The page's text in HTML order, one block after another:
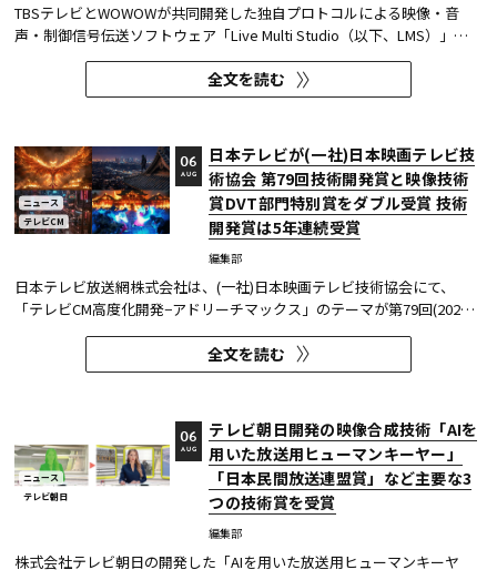
TBSテレビとWOWOWが共同開発した独自プロトコルによる映像・音
声・制御信号伝送ソフトウェア「Live Multi Studio（以下、LMS）」
が、JCOM株式会社（以下、J:COM）の生中継の特別番組に採用され
た。2026年6月16日にJ:COMが放送した『北海道神宮例祭 神輿渡御』に
おいて、J:COMチャンネル（※1）、地域情報アプリ「ど・ろーかる」
全文を読む
ニュース
テレビCM
日本テレビが(一社)日本映画テレビ技
術協会 第79回技術開発賞と映像技術
賞DVT部門特別賞をダブル受賞 技術
開発賞は5年連続受賞
編集部
06
AUG
日本テレビ放送網株式会社は、(一社)日本映画テレビ技術協会にて、
「テレビCM高度化開発−アドリーチマックス」のテーマが第79回(2025
年度)技術開発賞を、「TOKYO巫女忍者」が映像技術賞 DVT(デジタルビ
ジュアル技術)部門 特別賞を受賞したことを発表した。技術開発賞部門
では、昨年に続き5年連続の受賞となる。 この賞は毎年、放送に関連
全文を読む
ニュース
テレビ朝日
テレビ朝日開発の映像合成技術「AIを
用いた放送用ヒューマンキーヤー」
「日本民間放送連盟賞」など主要な3
つの技術賞を受賞
編集部
06
AUG
株式会社テレビ朝日の開発した「AIを用いた放送用ヒューマンキーヤ